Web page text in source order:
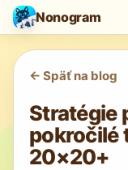
Nonogram
<- Späť na blog
Stratégie
pokročilé
20×20+